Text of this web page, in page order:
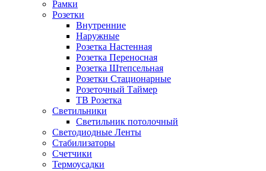
Рамки
Розетки
Внутренние
Наружные
Розетка Настенная
Розетка Переносная
Розетка Штепсельная
Розетки Стационарные
Розеточный Таймер
ТВ Розетка
Светильники
Светильник потолочный
Светодиодные Ленты
Стабилизаторы
Счетчики
Термоусадки